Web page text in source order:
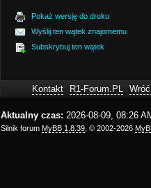
Pokaż wersję do druku
Wyślij ten wątek znajomemu
Subskrybuj ten wątek
Kontakt R1-Forum.PL
Aktualny czas: 2026-08-09, 08:26
Silnik forum MyBB 1.8.39 , © 2002-2026